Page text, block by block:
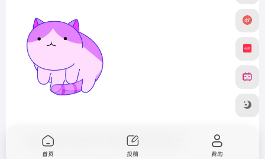
Copyright © 2026 沪ICP备2024059246号
首页 投稿 我的